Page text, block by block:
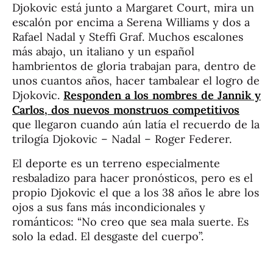
Djokovic está junto a Margaret Court, mira un
escalón por encima a Serena Williams y dos a
Rafael Nadal y Steffi Graf. Muchos escalones
más abajo, un italiano y un español
hambrientos de gloria trabajan para, dentro de
unos cuantos años, hacer tambalear el logro de
Djokovic. Responden a los nombres de Jannik y
Carlos, dos nuevos monstruos competitivos
que llegaron cuando aún latía el recuerdo de la
trilogía Djokovic – Nadal – Roger Federer.
El deporte es un terreno especialmente
resbaladizo para hacer pronósticos, pero es el
propio Djokovic el que a los 38 años le abre los
ojos a sus fans más incondicionales y
románticos: “No creo que sea mala suerte. Es
solo la edad. El desgaste del cuerpo”.